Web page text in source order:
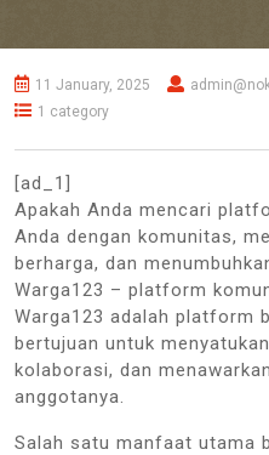
11 January, 2025
1 category
[ad_1]
Apakah Anda mencari
Anda dengan komunitas,
berharga, dan
Warga123 – platform
Warga123 adalah platform
bertujuan untuk
kolaborasi, dan
anggotanya.
Salah satu manfaat utama